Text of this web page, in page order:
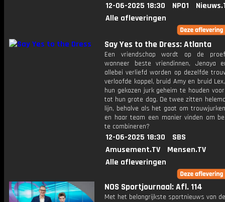
12-06-2025 18:30 NPO1
Alle afleveringen
Say Yes to the Dress: Atlanta
Een vriendschap wordt op de
wanneer beste vriendinnen, Jenaya
allebei verliefd worden op dezelfde
verloofde koppel, bruid Amy en bruid
hun gekozen jurk geheim te houden
tot hun grote dag. De twee zitten
lijn, behalve als het gaat om
en haar team een manier vinden om
te combineren?
12-06-2025 18:30
SBS
Amusement.TV
Mensen.TV
Alle afleveringen
NOS Sportjournaal: Afl. 114
Met het belangrijkste sportnieuws van